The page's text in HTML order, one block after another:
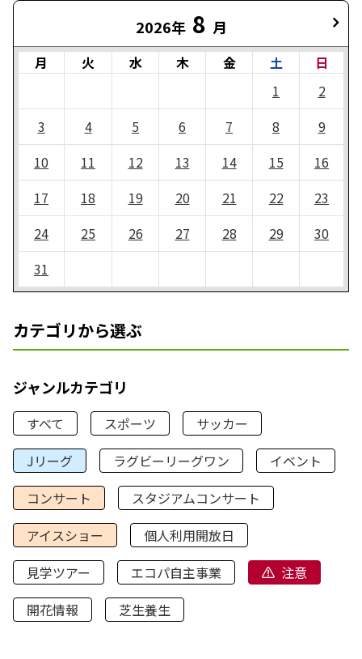
2026年 8 月
月 火 水 木 金 土
日
1
2
3
4 5 6 7 8
9
10
11 12 13 14 15
16
17
18 19 20 21 22
23
24
25 26 27 28 29
30
31
カテゴリから選ぶ
ジャンルカテゴリ
すべて スポーツ
サッカー
Jリーグ
ラグビーリーグワン
イベント
コンサート
スタジアムコンサート
アイスショー
個人利用開放日
見学ツアー
エコパ自主事業
注意
開花情報
芝生養生